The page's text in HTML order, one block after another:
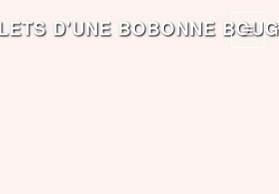
D'UNE BOBONNE